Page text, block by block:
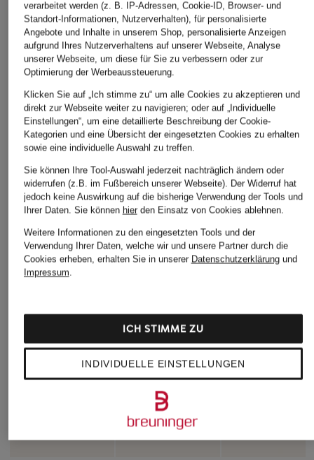
Ursprünglich:150 €
ÄHNLICHE ARTIKEL ENTDECKEN
verarbeitet werden (z. B. IP-Adressen, Cookie-ID, Browser- und
Standort-Informationen, Nutzerverhalten), für personalisierte
Angebote und Inhalte in unserem Shop, personalisierte Anzeigen
aufgrund Ihres Nutzerverhaltens auf unserer Webseite, Analyse
unserer Webseite, um diese für Sie zu verbessern oder zur
Optimierung der Werbeaussteuerung.
Klicken Sie auf „Ich stimme zu“ um alle Cookies zu akzeptieren und
direkt zur Webseite weiter zu navigieren; oder auf „Individuelle
Einstellungen“, um eine detaillierte Beschreibung der Cookie-
Kategorien und eine Übersicht der eingesetzten Cookies zu erhalten
sowie eine individuelle Auswahl zu treffen.
Sie können Ihre Tool-Auswahl jederzeit nachträglich ändern oder
widerrufen (z.B. im Fußbereich unserer Webseite). Der Widerruf hat
jedoch keine Auswirkung auf die bisherige Verwendung der Tools und
Ihrer Daten. Sie können hierden Einsatz von Cookies ablehnen.
Weitere Informationen zu den eingesetzten Tools und der
Verwendung Ihrer Daten, welche wir und unsere Partner durch die
Cookies erheben, erhalten Sie in unserer Datenschutzerklärungund
Impressum.
INDIVIDUELLE EINSTELLUNGEN
ICH STIMME ZU